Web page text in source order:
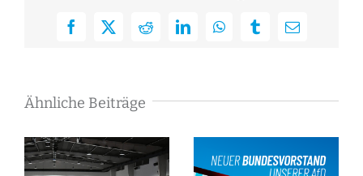
Facebook
X RedditLinkedInWhatsAppTumblrE-
Ähnliche Beiträge